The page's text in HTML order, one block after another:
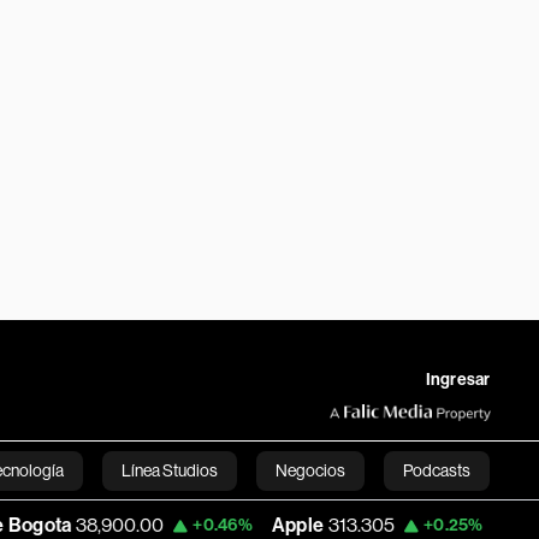
Ingresar
Línea Studios Negocios Podcasts
English
+0.46% Apple 313.305 +0.25% USD COP 3,159.60